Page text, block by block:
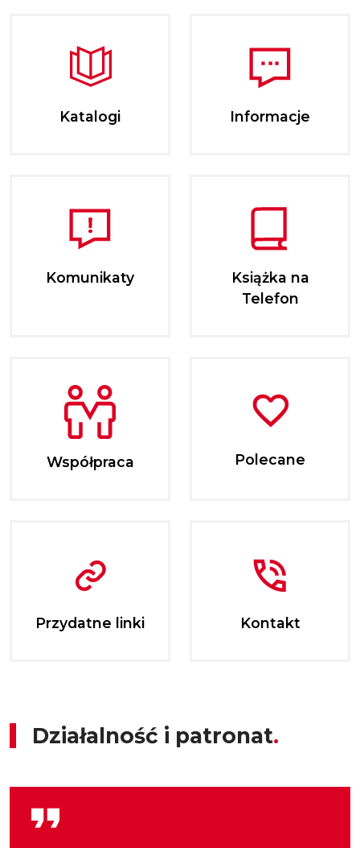
Katalogi Informacje
Komunikaty
Książka na
Telefon
Współpraca Polecane
Przydatne linki Kontakt
Działalność i patronat